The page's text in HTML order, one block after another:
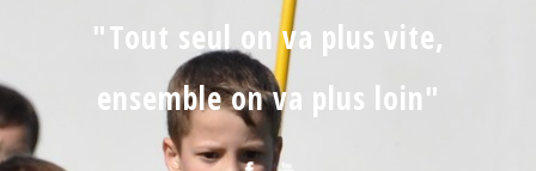
"Tout seul on va plus vite,
ensemble on va plus loin"